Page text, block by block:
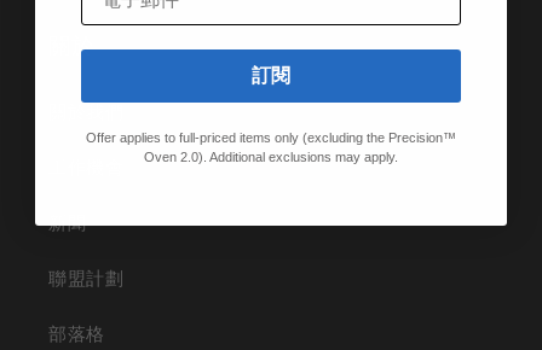
關於
新聞
聯盟計劃
部落格
訂閱
Offer applies to full-priced items only (excluding the Precision™
Oven 2.0). Additional exclusions may apply.